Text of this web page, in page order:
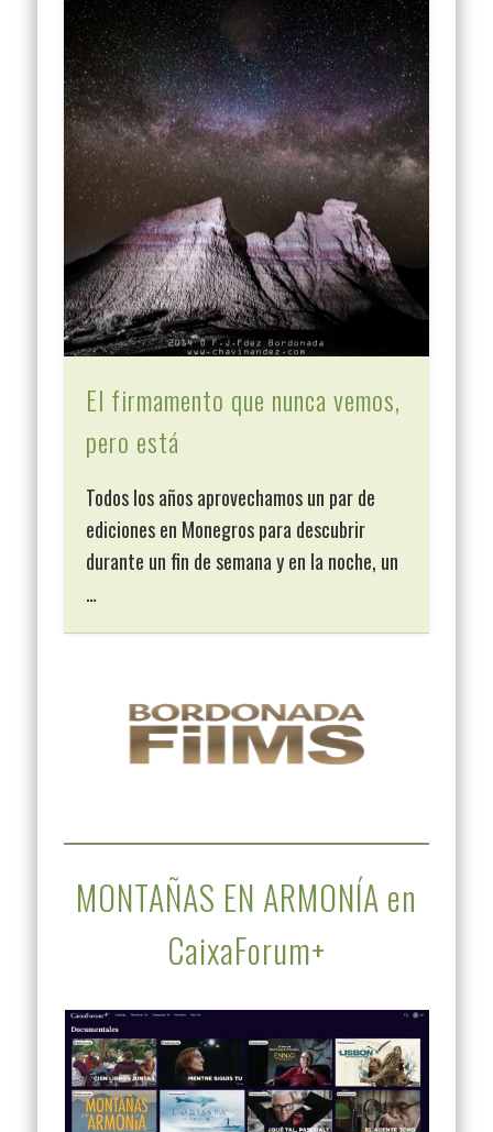
El firmamento que nunca vemos,
pero está
Todos los años aprovechamos un par de
ediciones en Monegros para descubrir
durante un fin de semana y en la noche, un
…
MONTAÑAS EN ARMONÍA en
CaixaForum+